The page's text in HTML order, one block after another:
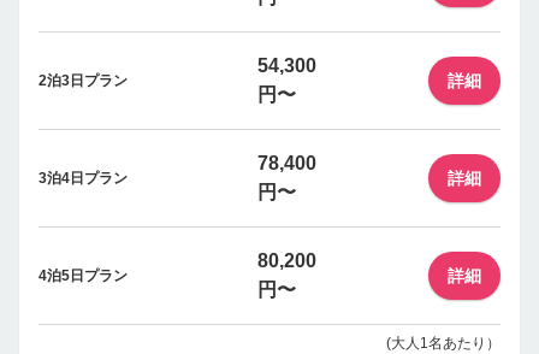
2泊3日プラン
54,300
円〜
詳細
3泊4日プラン
78,400
円〜
詳細
4泊5日プラン
80,200
円〜
詳細
(大人1名あたり）